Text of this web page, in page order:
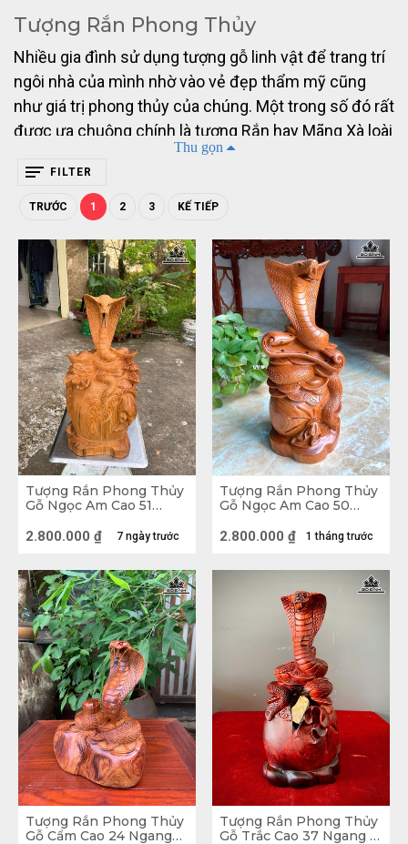
Tượng Rắn Phong Thủy
Nhiều gia đình sử dụng tượng gỗ linh vật để trang trí
ngôi nhà của mình nhờ vào vẻ đẹp thẩm mỹ cũng
như giá trị phong thủy của chúng. Một trong số đó rất
được ưa chuộng chính là tượng Rắn hay Mãng Xà loài
vật này rất quen thuộc với chúng ta. Rắn đã được
xem là con vật linh thiêng, có khả năng phù trợ và
bảo vệ cho vua chúa. Vậy tượng Rắn phong thủy đặt
Tượng Rắn Tài Lộc Gỗ Hương
Về loài Rắn
Thu gọn
FILTER
TRƯỚC 1 2 3 KẾ TIẾP
Tượng Rắn Phong Thủy
Gỗ Ngọc Am Cao 51
7 ngày trước
2.800.000 ₫
Tượng Rắn Phong Thủy
Gỗ Ngọc Am Cao 50
1 tháng trước
2.800.000 ₫
Tượng Rắn Phong Thủy
Gỗ Cẩm Cao 24 Ngang
Tượng Rắn Phong Thủy
Gỗ Trắc Cao 37 Ngang 15